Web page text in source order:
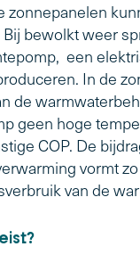
zonnepanelen
bewolkt weer
een
In de
de
geen hoge
COP. De
vormt
van de